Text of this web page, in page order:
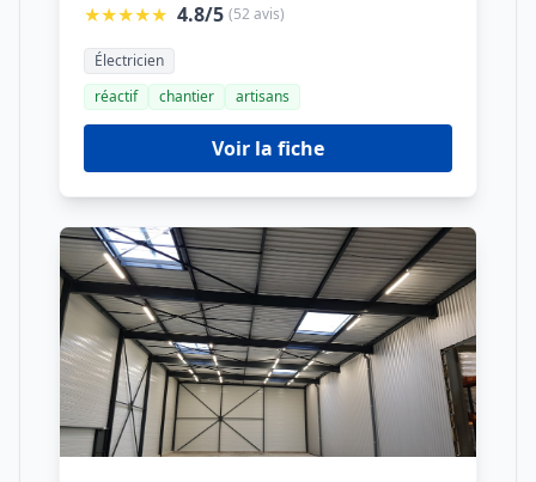
★★★★★ 4.8/5 (52 avis)
Électricien
réactif
chantier artisans
Voir la fiche